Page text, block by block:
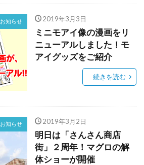
お知らせ 2019年3月3日
ミニモアイ像の漫画をリ
ニューアルしました！モ
アイグッズをご紹介
続きを読む
お知らせ 2019年3月2日
明日は「さんさん商店
街」２周年！マグロの解
体ショーが開催